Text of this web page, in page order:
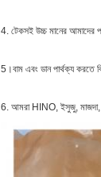
4. টেকসই উচ্চ মানের
5।বাম এবং ডান পার্থক্য করতে
6. আমরা HINO, ইসুজু, মাজদা,